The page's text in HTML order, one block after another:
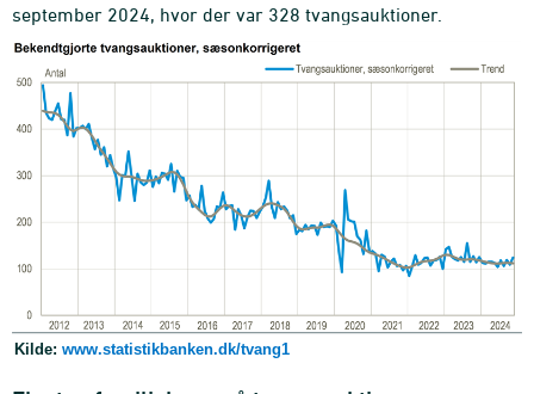
september 2024, hvor der var 328 tvangsauktioner.
Kilde: www.statistikbanken.dk/tvang1